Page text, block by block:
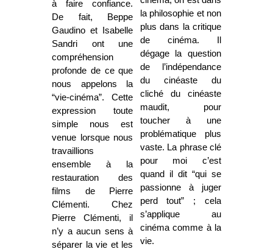
à faire confiance.
De fait, Beppe
Gaudino et Isabelle
Sandri ont une
compréhension
profonde de ce que
nous appelons la
“vie-cinéma”. Cette
expression toute
simple nous est
venue lorsque nous
travaillions
ensemble à la
restauration des
films de Pierre
Clémenti. Chez
Pierre Clémenti, il
n’y a aucun sens à
séparer la vie et les
la philosophie et non
plus dans la critique
de cinéma. Il
dégage la question
de l’indépendance
du cinéaste du
cliché du cinéaste
maudit, pour
toucher à une
problématique plus
vaste. La phrase clé
pour moi c’est
quand il dit “qui se
passionne à juger
perd tout” ; cela
s’applique au
cinéma comme à la
vie.